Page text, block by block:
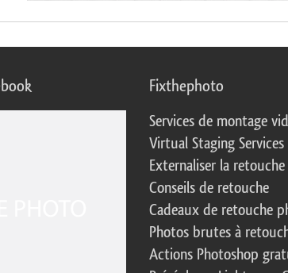
Fixthephoto
Services de montage
Virtual Staging Services
Externaliser la
Conseils de retouche
Cadeaux de retouche
Photos brutes à
Actions Photoshop